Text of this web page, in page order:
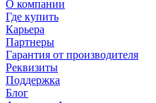
О компании
Где купить
Карьера
Партнеры
Гарантия от производителя
Реквизиты
Поддержка
Блог